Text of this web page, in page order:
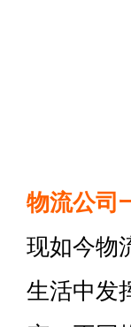
物流公司
现如今物
生活中发